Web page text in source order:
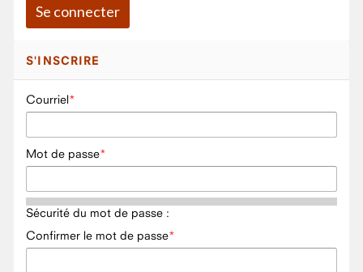
S'INSCRIRE
Courriel
Mot de passe
Sécurité du mot de passe :
Confirmer le mot de passe